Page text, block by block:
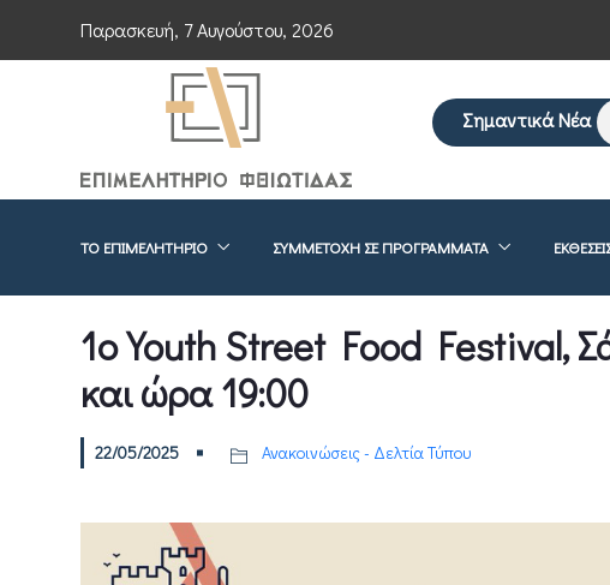
Παρασκευή, 7 Αυγούστου, 2026
Σημαντικά Νέα
Επείγουσα ενημέρωση
ΤΟ ΕΠΙΜΕΛΗΤΉΡΙΟ ΣΥΜΜΕΤΟΧΉ ΣΕ ΠΡΟΓΡΆΜΜΑΤΑ
1ο Youth Street Food Festival,
και ώρα 19:00
22/05/2025 Ανακοινώσεις - Δελτία Τύπου